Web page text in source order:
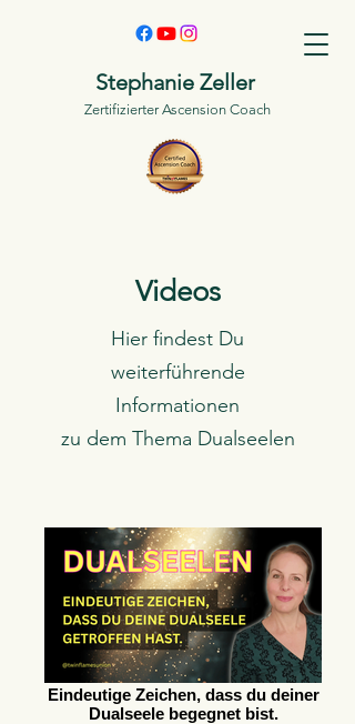
Stephanie Zeller
Zertifizierter Ascension Coach
Videos
Hier findest Du
weiterführende
Informationen
zu dem Thema Dualseelen
Eindeutige Zeichen, dass du deiner
Dualseele begegnet bist.